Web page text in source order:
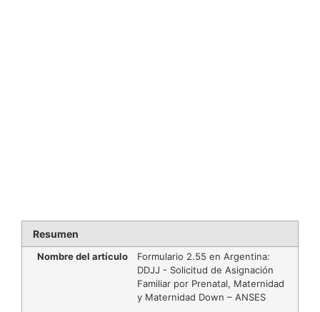
Resumen
Nombre del artículo
Formulario 2.55 en Argentina:
DDJJ - Solicitud de Asignación
Familiar por Prenatal, Maternidad
y Maternidad Down – ANSES